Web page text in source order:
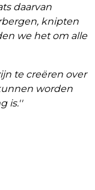
daarvan
knipten
we het om alle
te creëren over
worden
is.''